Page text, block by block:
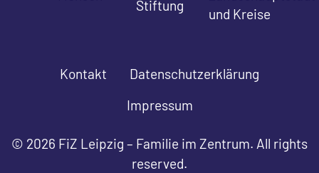
Kontakt
Datenschutzerklärung
Impressum
© 2026 FiZ Leipzig – Familie im Zentrum. All rights
reserved.